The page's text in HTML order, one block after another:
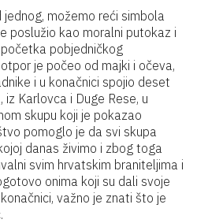
možemo reći simbola
poslužio kao moralni putokaz i
pobjedničkog
je počeo od majki i očeva,
i u konačnici spojio deset
Karlovca i Duge Rese, u
skupu koji je pokazao
pomoglo je da svi skupa
danas živimo i zbog toga
svim hrvatskim braniteljima i
onima koji su dali svoje
važno je znati što je